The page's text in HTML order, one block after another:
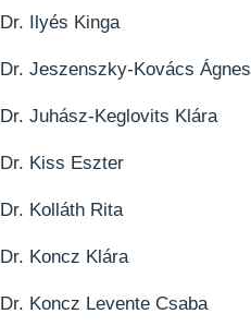
Dr. Ilyés Kinga
Dr. Jeszenszky-Kovács Ágnes
Dr. Juhász-Keglovits Klára
Dr. Kiss Eszter
Dr. Kolláth Rita
Dr. Koncz Klára
Dr. Koncz Levente Csaba